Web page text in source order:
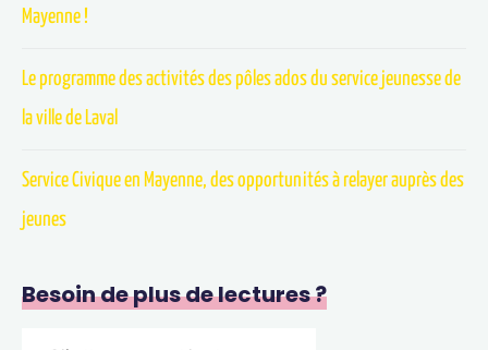
Mayenne !
Le programme des activités des pôles ados du service jeunesse de
la ville de Laval
Service Civique en Mayenne, des opportunités à relayer auprès des
jeunes
Besoin de plus de lectures ?